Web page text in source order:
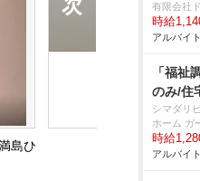
島ひ
有限会社
時給
アルバイ
「福祉
のみ/住
シマダリ
ホーム ガ
時給
アルバイ